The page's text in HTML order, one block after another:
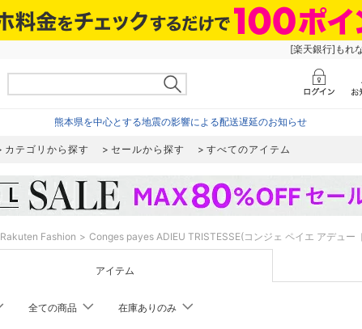
[楽天銀行]もれ
熊本県を中心とする地震の影響による配送遅延のお知らせ
カテゴリから探す セールから探す すべてのアイテム
Rakuten Fashion Conges payes ADIEU TRISTESSE(コンジェ ペイエ アデュー
アイテム
全ての商品 在庫ありのみ